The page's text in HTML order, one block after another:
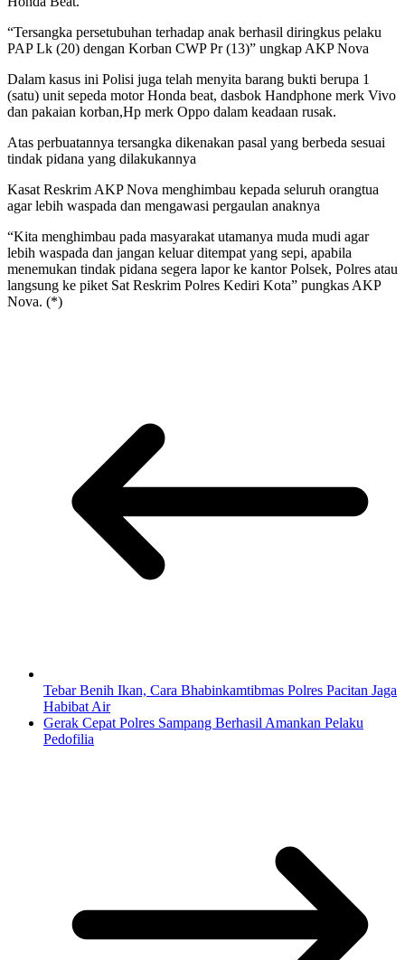
“Tersangka persetubuhan terhadap anak berhasil diringkus pelaku
PAP Lk (20) dengan Korban CWP Pr (13)” ungkap AKP Nova
Dalam kasus ini Polisi juga telah menyita barang bukti berupa 1
(satu) unit sepeda motor Honda beat, dasbok Handphone merk Vivo
dan pakaian korban,Hp merk Oppo dalam keadaan rusak.
Atas perbuatannya tersangka dikenakan pasal yang berbeda sesuai
tindak pidana yang dilakukannya
Kasat Reskrim AKP Nova menghimbau kepada seluruh orangtua
agar lebih waspada dan mengawasi pergaulan anaknya
“Kita menghimbau pada masyarakat utamanya muda mudi agar
lebih waspada dan jangan keluar ditempat yang sepi, apabila
menemukan tindak pidana segera lapor ke kantor Polsek, Polres atau
langsung ke piket Sat Reskrim Polres Kediri Kota” pungkas AKP
Nova. (*)
Tebar Benih Ikan, Cara Bhabinkamtibmas Polres Pacitan Jaga
Habibat Air
Gerak Cepat Polres Sampang Berhasil Amankan Pelaku
Pedofilia